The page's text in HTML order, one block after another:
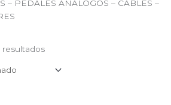
– PEDALES ANALOGOS – CABLES –
resultados